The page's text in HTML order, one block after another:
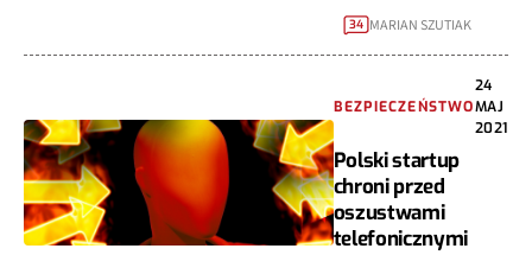
34 MARIAN SZUTIAK
BEZPIECZEŃSTWO
24
MAJ
2021
Polski startup
chroni przed
oszustwami
telefonicznymi